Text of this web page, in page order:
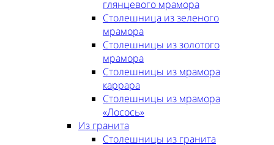
глянцевого мрамора
Столешница из зеленого
мрамора
Столешницы из золотого
мрамора
Столешницы из мрамора
каррара
Столешницы из мрамора
«Лосось»
Из гранита
Столешницы из гранита